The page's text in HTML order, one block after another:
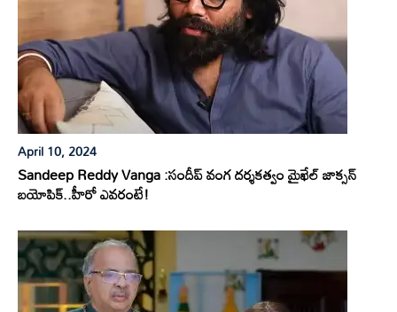
April 10, 2024
Sandeep Reddy Vanga :సందీప్ వంగ దర్శకత్వం మైఖేల్ జాక్సన్
బయోపిక్..హీరో ఎవరంటే!